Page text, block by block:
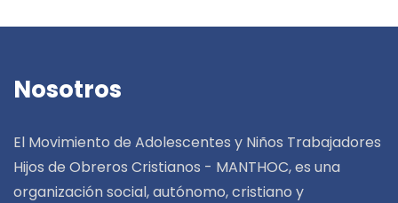
Nosotros
El Movimiento de Adolescentes y Niños Trabajadores
Hijos de Obreros Cristianos - MANTHOC, es una
organización social, autónomo, cristiano y